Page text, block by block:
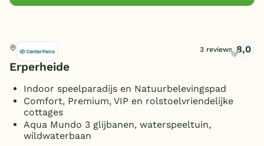
Peer, België 3 reviews 8,0
Erperheide
Indoor speelparadijs en Natuurbelevingspad
Comfort, Premium, VIP en rolstoelvriendelijke
cottages
Aqua Mundo 3 glijbanen, waterspeeltuin,
wildwaterbaan